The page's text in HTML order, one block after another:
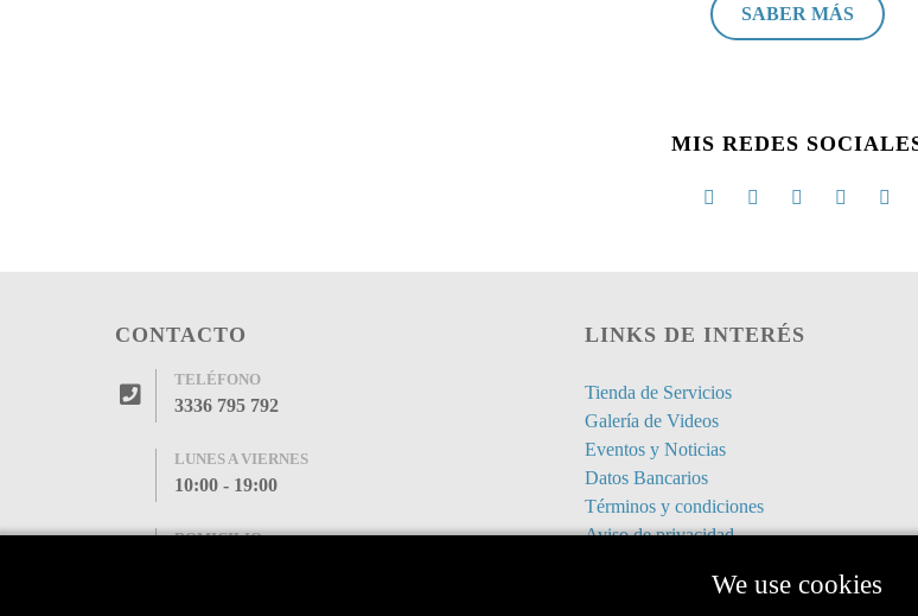
SABER MÁS
MIS REDES
CONTACTO
TELÉFONO
3336 795 792
LUNES A VIERNES
10:00 - 19:00
DOMICILIO
LINKS DE INTERÉS
Tienda de Servicios
Galería de Videos
Eventos y Noticias
Datos Bancarios
Términos y condiciones
Aviso de privacidad
Galería de videos antiguosWe use cookies